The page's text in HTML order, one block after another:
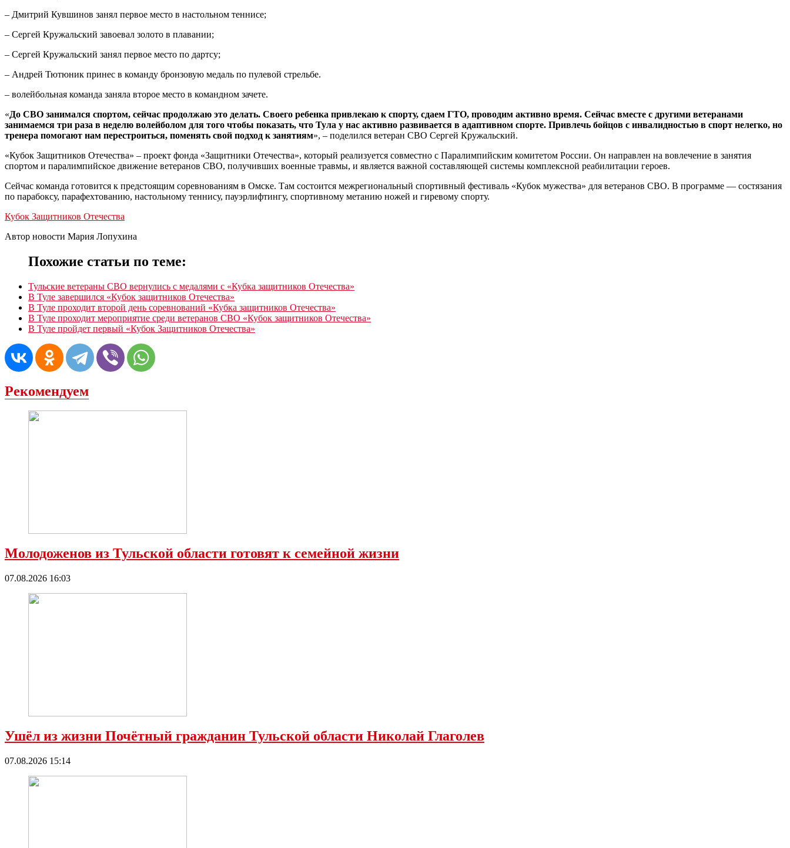
– Дмитрий Кувшинов занял первое место в настольном теннисе;
– Сергей Кружальский завоевал золото в плавании;
– Сергей Кружальский занял первое место по дартсу;
– Андрей Тютюник принес в команду бронзовую медаль по пулевой стрельбе.
– волейбольная команда заняла второе место в командном зачете.
«До СВО занимался спортом, сейчас продолжаю это делать. Своего ребенка привлекаю к спорту, сдаем ГТО, проводим активно время. Сейчас вместе с другими ветеранами
занимаемся три раза в неделю волейболом для того чтобы показать, что Тула у нас активно развивается в адаптивном спорте. Привлечь бойцов с инвалидностью в спорт нелегко, но
тренера помогают нам перестроиться, поменять свой подход к занятиям», – поделился ветеран СВО Сергей Кружальский.
«Кубок Защитников Отечества» – проект фонда «Защитники Отечества», который реализуется совместно с Паралимпийским комитетом России. Он направлен на вовлечение в занятия
спортом и паралимпийское движение ветеранов СВО, получивших военные травмы, и является важной составляющей системы комплексной реабилитации героев.
Сейчас команда готовится к предстоящим соревнованиям в Омске. Там состоится межрегиональный спортивный фестиваль «Кубок мужества» для ветеранов СВО. В программе — состязания
по парабоксу, парафехтованию, настольному теннису, пауэрлифтингу, спортивному метанию ножей и гиревому спорту.
Кубок Защитников Отечества
Автор новости Мария Лопухина
Похожие статьи по теме:
Тульские ветераны СВО вернулись с медалями с «Кубка защитников Отечества»
В Туле завершился «Кубок защитников Отечества»
В Туле проходит второй день соревнований «Кубка защитников Отечества»
В Туле проходит мероприятие среди ветеранов СВО «Кубок защитников Отечества»
В Туле пройдет первый «Кубок Защитников Отечества»
Рекомендуем
Молодоженов из Тульской области готовят к семейной жизни
07.08.2026 16:03
Ушёл из жизни Почётный гражданин Тульской области Николай Глаголев
07.08.2026 15:14